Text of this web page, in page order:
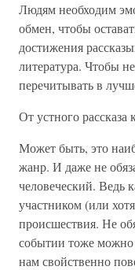
Людям необходим
обмен, чтобы
достижения
литература. Чтобы
перечитывать в
От устного
Может быть, это
жанр. И даже не
человеческий. Ведь
участником (или
происшествия. Не
событии тоже можно
нам свойственно